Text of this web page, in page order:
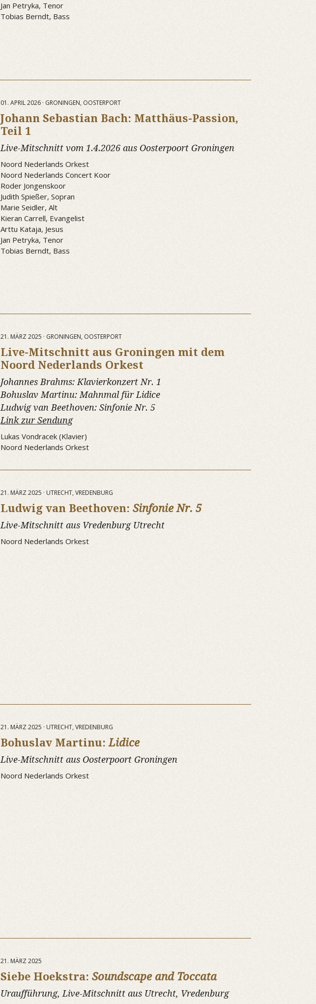
Jan Petryka, Tenor
Tobias Berndt, Bass
01. APRIL 2026 · GRONINGEN, OOSTERPORT
Johann Sebastian Bach: Matthäus-Passion,
Teil 1
Live-Mitschnitt vom 1.4.2026 aus Oosterpoort Groningen
Noord Nederlands Orkest
Noord Nederlands Concert Koor
Roder Jongenskoor
Judith Spießer, Sopran
Marie Seidler, Alt
Kieran Carrell, Evangelist
Arttu Kataja, Jesus
Jan Petryka, Tenor
Tobias Berndt, Bass
21. MÄRZ 2025 · GRONINGEN, OOSTERPORT
Live-Mitschnitt aus Groningen mit dem
Noord Nederlands Orkest
Johannes Brahms: Klavierkonzert Nr. 1
Bohuslav Martinu: Mahnmal für Lidice
Ludwig van Beethoven: Sinfonie Nr. 5
Link zur Sendung
Lukas Vondracek (Klavier)
Noord Nederlands Orkest
21. MÄRZ 2025 · UTRECHT, VREDENBURG
Ludwig van Beethoven: Sinfonie Nr. 5
Live-Mitschnitt aus Vredenburg Utrecht
Noord Nederlands Orkest
21. MÄRZ 2025 · UTRECHT, VREDENBURG
Bohuslav Martinu:Lidice
Live-Mitschnitt aus Oosterpoort Groningen
Noord Nederlands Orkest
21. MÄRZ 2025
Siebe Hoekstra: Soundscape and Toccata
Uraufführung, Live-Mitschnitt aus Utrecht, Vredenburg